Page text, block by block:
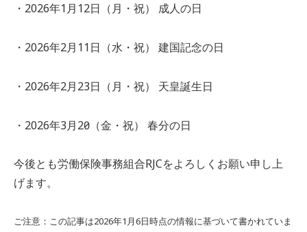
・2026年1月12日（月・祝） 成人の日
・2026年2月11日（水・祝） 建国記念の日
・2026年2月23日（月・祝） 天皇誕生日
・2026年3月20日（金・祝） 春分の日
今後とも労働保険事務組合RJCをよろしくお願い申し上
げます。
ご注意：この記事は2026年1月6日時点の情報に基づいて書かれていま